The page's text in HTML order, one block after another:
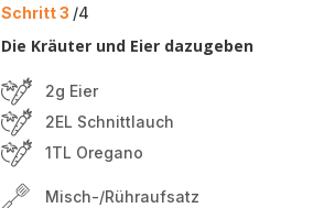
Schritt 3 /4
Die Kräuter und Eier dazugeben
2g Eier
2EL Schnittlauch
1TL Oregano
Misch-/Rühraufsatz